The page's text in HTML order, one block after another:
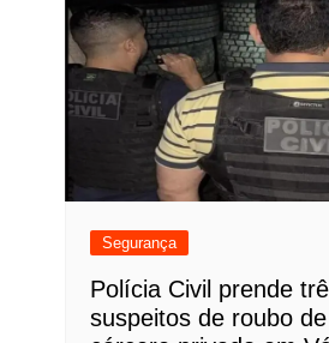
Segurança
Polícia Civil prende
suspeitos de roubo